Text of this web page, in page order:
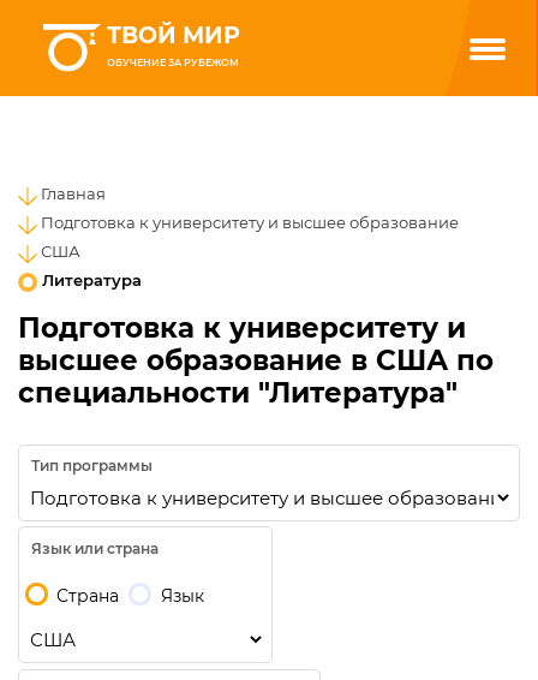
ТВОЙ МИР
ОБУЧЕНИЕ ЗА РУБЕЖОМ
Главная
Подготовка к университету и высшее образование
США
Литература
Подготовка к университету и
высшее образование в США по
специальности "Литература"
Тип программы
Язык или страна
Страна Язык